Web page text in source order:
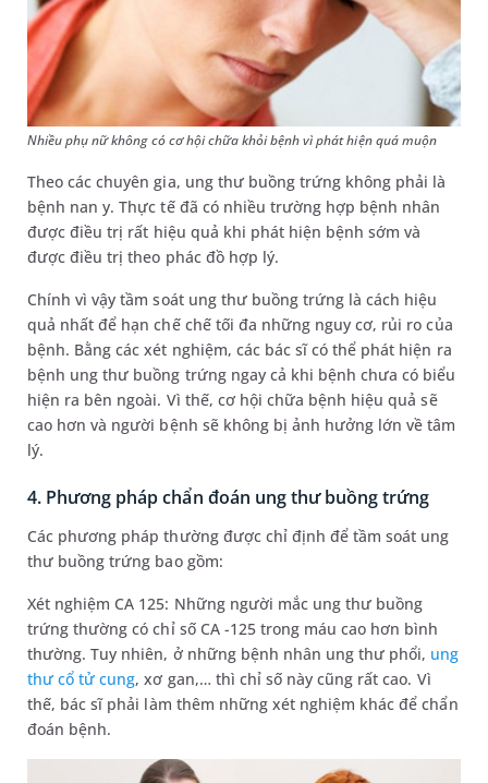
Nhiều phụ nữ không có cơ hội chữa khỏi bệnh vì phát hiện quá muộn
Theo các chuyên gia, ung thư buồng trứng không phải là
bệnh nan y. Thực tế đã có nhiều trường hợp bệnh nhân
được điều trị rất hiệu quả khi phát hiện bệnh sớm và
được điều trị theo phác đồ hợp lý.
Chính vì vậy tầm soát ung thư buồng trứng là cách hiệu
quả nhất để hạn chế chế tối đa những nguy cơ, rủi ro của
bệnh. Bằng các xét nghiệm, các bác sĩ có thể phát hiện ra
bệnh ung thư buồng trứng ngay cả khi bệnh chưa có biểu
hiện ra bên ngoài. Vì thế, cơ hội chữa bệnh hiệu quả sẽ
cao hơn và người bệnh sẽ không bị ảnh hưởng lớn về tâm
lý.
4. Phương pháp chẩn đoán ung thư buồng trứng
Các phương pháp thường được chỉ định để tầm soát ung
thư buồng trứng bao gồm:
Xét nghiệm CA 125: Những người mắc ung thư buồng
trứng thường có chỉ số CA -125 trong máu cao hơn bình
thường. Tuy nhiên, ở những bệnh nhân ung thư phổi, ung
thư cổ tử cung, xơ gan,… thì chỉ số này cũng rất cao. Vì
thế, bác sĩ phải làm thêm những xét nghiệm khác để chẩn
đoán bệnh.